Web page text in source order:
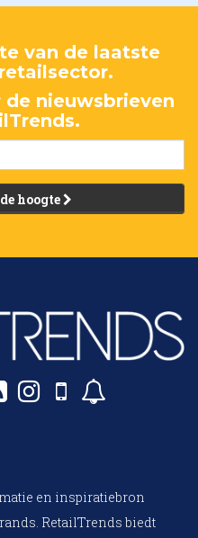
van de laatste
nieuwsbrieven
hoogte
en inspiratiebron
RetailTrends biedt